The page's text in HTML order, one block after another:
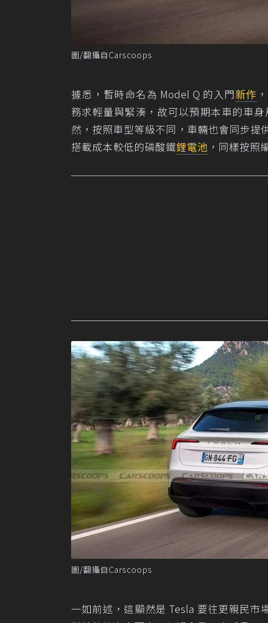
圖/翻攝自Carscoops
據悉，暫時命名為 Model Q 的入門新作
務求輕量與緊湊，故可以預期本車的車
然，按照車型等級不同，車輛也會同步提
搭載成本較低的磷酸鐵鋰電池 ，同樣按照
圖/翻攝自Carscoops
一如前述，這顯然是 Tesla 要往更親民市